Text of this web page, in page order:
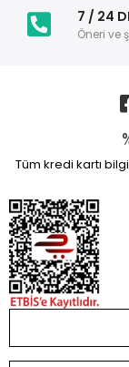
7 / 24
Öneri ve
Tüm kredi kartı